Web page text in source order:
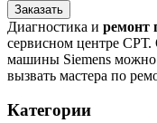
Заказать
Диагностика и ремонт
сервисном центре
машины Siemens можно
вызвать мастера по
Категории